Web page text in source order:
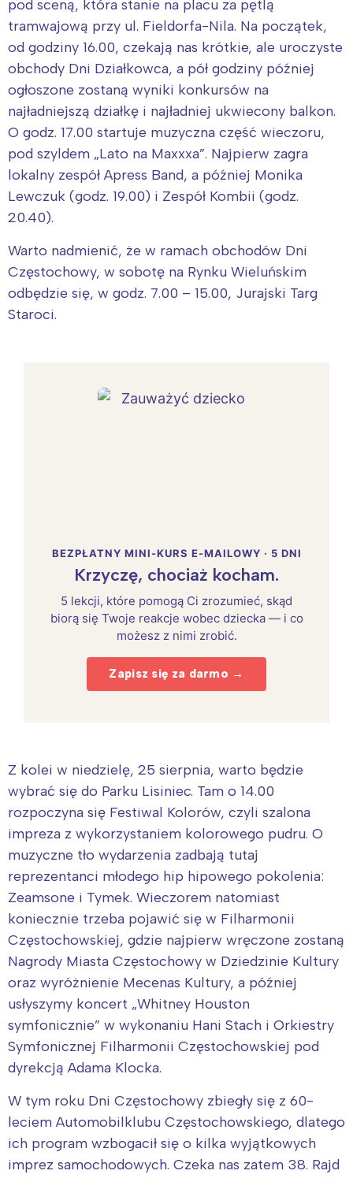
pod sceną, która stanie na placu za pętlą
tramwajową przy ul. Fieldorfa-Nila. Na początek,
od godziny 16.00, czekają nas krótkie, ale uroczyste
obchody Dni Działkowca, a pół godziny później
ogłoszone zostaną wyniki konkursów na
najładniejszą działkę i najładniej ukwiecony balkon.
O godz. 17.00 startuje muzyczna część wieczoru,
pod szyldem „Lato na Maxxxa”. Najpierw zagra
lokalny zespół Apress Band, a później Monika
Lewczuk (godz. 19.00) i Zespół Kombii (godz.
20.40).
Warto nadmienić, że w ramach obchodów Dni
Częstochowy, w sobotę na Rynku Wieluńskim
odbędzie się, w godz. 7.00 – 15.00, Jurajski Targ
Staroci.
BEZPŁATNY MINI-KURS E-MAILOWY · 5 DNI
Krzyczę, chociaż kocham.
5 lekcji, które pomogą Ci zrozumieć, skąd
biorą się Twoje reakcje wobec dziecka — i co
możesz z nimi zrobić.
Zapisz się za darmo →
Z kolei w niedzielę, 25 sierpnia, warto będzie
wybrać się do Parku Lisiniec. Tam o 14.00
rozpoczyna się Festiwal Kolorów, czyli szalona
impreza z wykorzystaniem kolorowego pudru. O
muzyczne tło wydarzenia zadbają tutaj
reprezentanci młodego hip hipowego pokolenia:
Zeamsone i Tymek. Wieczorem natomiast
koniecznie trzeba pojawić się w Filharmonii
Częstochowskiej, gdzie najpierw wręczone zostaną
Nagrody Miasta Częstochowy w Dziedzinie Kultury
oraz wyróżnienie Mecenas Kultury, a później
usłyszymy koncert „Whitney Houston
symfonicznie” w wykonaniu Hani Stach i Orkiestry
Symfonicznej Filharmonii Częstochowskiej pod
dyrekcją Adama Klocka.
W tym roku Dni Częstochowy zbiegły się z 60-
leciem Automobilklubu Częstochowskiego, dlatego
ich program wzbogacił się o kilka wyjątkowych
imprez samochodowych. Czeka nas zatem 38. Rajd
Interesują mnie wydarzenia z